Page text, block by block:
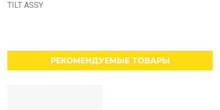
TILT ASSY
РЕКОМЕНДУЕМЫЕ ТОВАРЫ